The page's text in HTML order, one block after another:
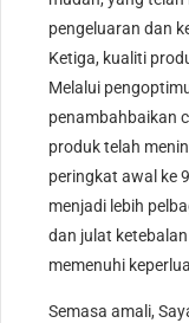
pengeluaran dan
Ketiga, kualiti
Melalui
penambahbaikan
produk telah
peringkat awal ke
menjadi lebih
dan julat
memenuhi
Semasa amali,